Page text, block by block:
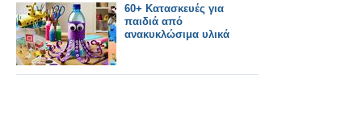
60+ Κατασκευές για
παιδιά από
ανακυκλώσιμα υλικά